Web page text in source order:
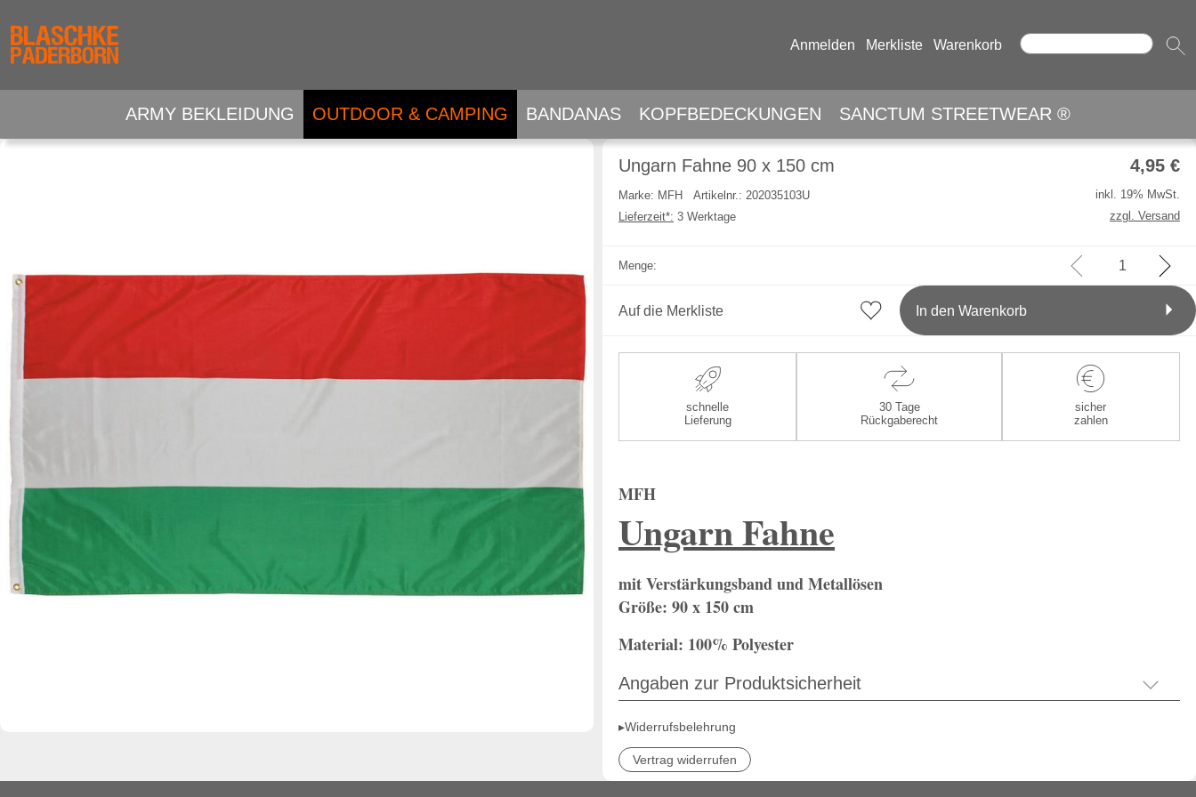
Anmelden Merkliste Warenkorb
ARMY BEKLEIDUNG OUTDOOR & CAMPING BANDANAS KOPFBEDECKUNGEN SANCTUM STREETWEAR ®
4,95 €
Ungarn Fahne 90 x 150 cm
Marke: MFH Artikelnr.: 202035103U
Lieferzeit*: 3 Werktage
inkl. 19% MwSt.
zzgl. Versand
Menge:
Auf die Merkliste In den Warenkorb
schnelle
Lieferung
30 Tage
Rückgaberecht
sicher
zahlen
MFH
Ungarn Fahne
mit Verstärkungsband und Metallösen
Größe: 90 x 150 cm
Material: 100% Polyester
Angaben zur Produktsicherheit
▸Widerrufsbelehrung
Vertrag widerrufen